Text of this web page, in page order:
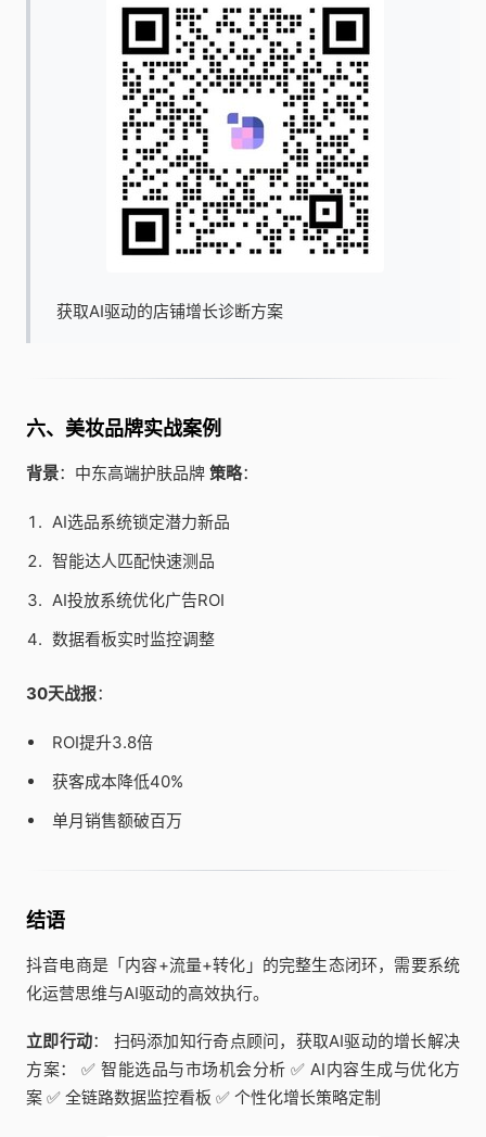
获取AI驱动的店铺增长诊断方案
六、美妆品牌实战案例
背景：中东高端护肤品牌 策略：
AI选品系统锁定潜力新品
智能达人匹配快速测品
AI投放系统优化广告ROI
数据看板实时监控调整
30天战报：
ROI提升3.8倍
获客成本降低40%
单月销售额破百万
结语
抖音电商是「内容+流量+转化」的完整生态闭环，需要系统
化运营思维与AI驱动的高效执行。
立即行动： 扫码添加知行奇点顾问，获取AI驱动的增长解决
方案： ✅ 智能选品与市场机会分析 ✅ AI内容生成与优化方
案 ✅ 全链路数据监控看板 ✅ 个性化增长策略定制